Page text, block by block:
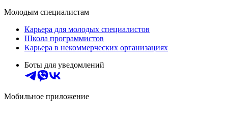
Молодым специалистам
Карьера для молодых специалистов
Школа программистов
Карьера в некоммерческих организациях
Боты для уведомлений
Мобильное приложение